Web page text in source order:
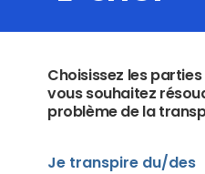
Choisissez les
vous souhaitez
problème de la
Je transpire du/des